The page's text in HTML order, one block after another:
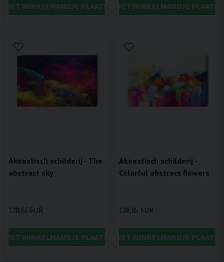
HET WINKELMANDJE PLAATSENIN HET WINKELMANDJE
Akoestisch schilderij - The
abstract sky
128,65 EUR
HET WINKELMANDJE PLAATSEN
Akoestisch schilderij -
Colorful abstract flowers
128,65 EUR
IN HET WINKELMANDJE